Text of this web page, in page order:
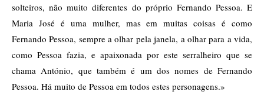
solteiros, não muito diferentes do próprio Fernando Pessoa. E
Maria José é uma mulher, mas em muitas coisas é como
Fernando Pessoa, sempre a olhar pela janela, a olhar para a vida,
como Pessoa fazia, e apaixonada por este serralheiro que se
chama António, que também é um dos nomes de Fernando
Pessoa. Há muito de Pessoa em todos estes personagens.»